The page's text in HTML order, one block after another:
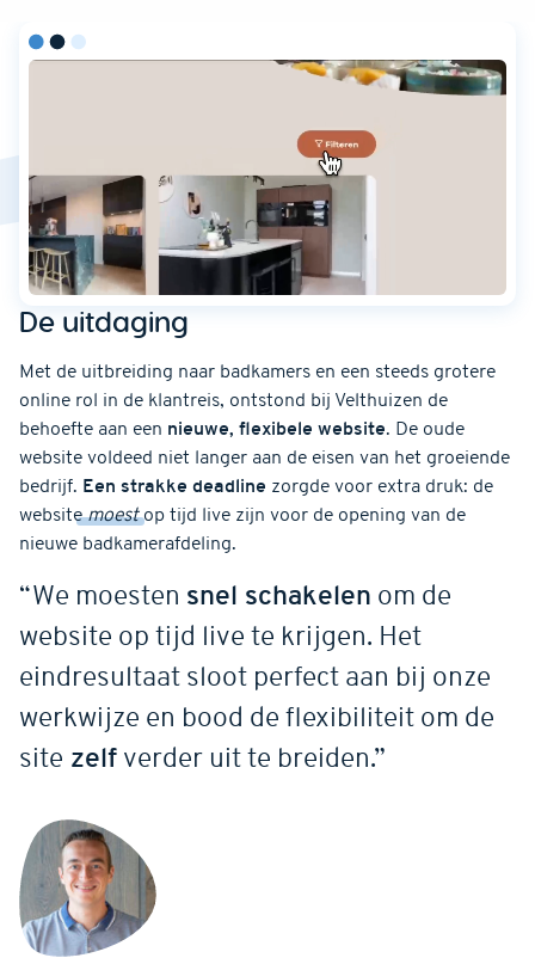
De uitdaging
Met de uitbreiding naar badkamers en een steeds grotere
online rol in de klantreis, ontstond bij Velthuizen de
behoefte aan een nieuwe, flexibele website. De oude
website voldeed niet langer aan de eisen van het groeiende
bedrijf. Een strakke deadline zorgde voor extra druk: de
websitemoestop tijd live zijn voor de opening van de
nieuwe badkamerafdeling.
“We moesten snel schakelen om de
website op tijd live te krijgen. Het
eindresultaat sloot perfect aan bij onze
werkwijze en bood de flexibiliteit om de
site zelf verder uit te breiden.”